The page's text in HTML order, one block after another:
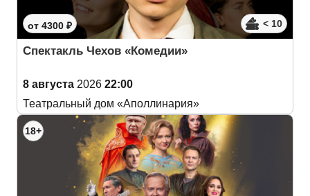
от 4300 ₽ < 10
Спектакль Чехов «Комедии»
8 августа 2026 22:00
Театральный дом «Аполлинария»
18+